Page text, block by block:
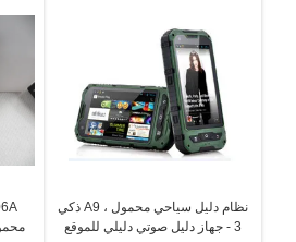
نظام دليل سياحي محمول ، A9 ذكي
3 - جهاز دليل صوتي دليلي للموقع